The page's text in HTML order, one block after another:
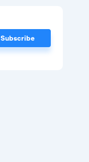
Subscribe